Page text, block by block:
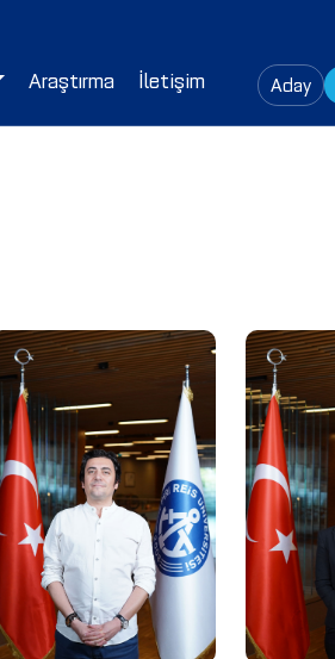
Araştırma İletişim Aday